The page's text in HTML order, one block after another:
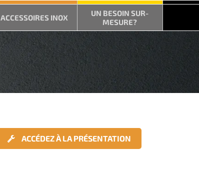
ACCESSOIRES INOX
UN BESOIN SUR-
MESURE?
ACCÉDEZ À LA PRÉSENTATION